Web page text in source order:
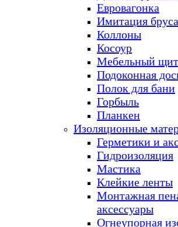
Евровагонка
Имитация бруса
Коллоны
Косоур
Мебельный щит
Подоконная
Полок для бани
Горбыль
Планкен
Изоляционные
Герметики и
Гидроизоляция
Мастика
Клейкие ленты
Монтажная
аксессуары
Огнеупорная